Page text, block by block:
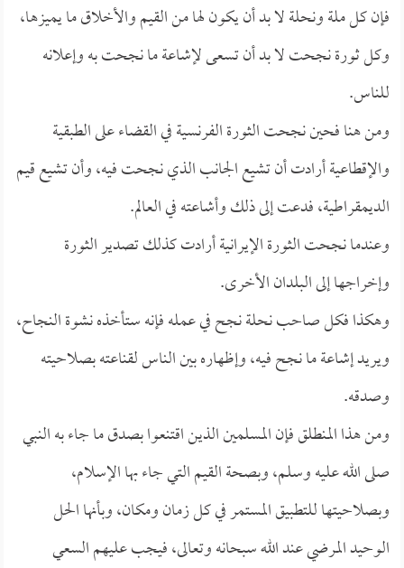
فإن كل ملة ونحلة لا بد أن يكون لها من القيم والأخلاق ما يميزها،
وكل ثورة نجحت لا بد أن تسعى لإشاعة ما نجحت به وإعلانه
للناس.
ومن هنا فحين نجحت الثورة الفرنسية في القضاء على الطبقية
والإقطاعية أرادت أن تشيع الجانب الذي نجحت فيه، وأن تشيع قيم
الديمقراطية، فدعت إلى ذلك وأشاعته في العالم.
وعندما نجحت الثورة الإيرانية أرادت كذلك تصدير الثورة
وإخراجها إلى البلدان الأخرى.
وهكذا فكل صاحب نحلة نجح في عمله فإنه ستأخذه نشوة النجاح،
ويريد إشاعة ما نجح فيه، وإظهاره بين الناس لقناعته بصلاحيته
وصدقه.
ومن هذا المنطلق فإن المسلمين الذين اقتنعوا بصدق ما جاء به النبي
صلى الله عليه وسلم، وبصحة القيم التي جاء بها الإسلام،
وبصلاحيتها للتطبيق المستمر في كل زمان ومكان، وبأنها الحل
الوحيد المرضي عند الله سبحانه وتعالى، فيجب عليهم السعي